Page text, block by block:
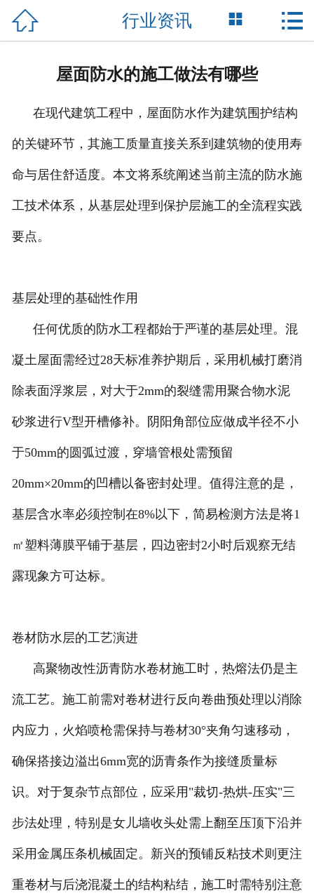
网站首页
 行业资讯  
屋面防水的施工做法有哪些
在现代建筑工程中，屋面防水作为建筑围护结构
的关键环节，其施工质量直接关系到建筑物的使用寿
命与居住舒适度。本文将系统阐述当前主流的防水施
工技术体系，从基层处理到保护层施工的全流程实践
要点。
基层处理的基础性作用
任何优质的防水工程都始于严谨的基层处理。混
凝土屋面需经过28天标准养护期后，采用机械打磨消
除表面浮浆层，对大于2mm的裂缝需用聚合物水泥
砂浆进行V型开槽修补。阴阳角部位应做成半径不小
于50mm的圆弧过渡，穿墙管根处需预留
20mm×20mm的凹槽以备密封处理。值得注意的是，
基层含水率必须控制在8%以下，简易检测方法是将1
㎡塑料薄膜平铺于基层，四边密封2小时后观察无结
露现象方可达标。
卷材防水层的工艺演进
高聚物改性沥青防水卷材施工时，热熔法仍是主
流工艺。施工前需对卷材进行反向卷曲预处理以消除
内应力，火焰喷枪需保持与卷材30°夹角匀速移动，
确保搭接边溢出6mm宽的沥青条作为接缝质量标
识。对于复杂节点部位，应采用"裁切-热烘-压实"三
步法处理，特别是女儿墙收头处需上翻至压顶下沿并
采用金属压条机械固定。新兴的预铺反粘技术则更注
重卷材与后浇混凝土的结构粘结，施工时需特别注意